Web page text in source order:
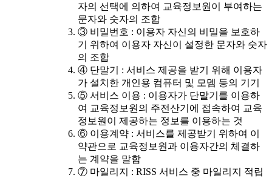
자의 선택에 의하여 교육정보원이 부여하는
문자와 숫자의 조합
③ 비밀번호 : 이용자 자신의 비밀을 보호하
기 위하여 이용자 자신이 설정한 문자와 숫자
의 조합
④ 단말기 : 서비스 제공을 받기 위해 이용자
가 설치한 개인용 컴퓨터 및 모뎀 등의 기기
⑤ 서비스 이용 : 이용자가 단말기를 이용하
여 교육정보원의 주전산기에 접속하여 교육
정보원이 제공하는 정보를 이용하는 것
⑥ 이용계약 : 서비스를 제공받기 위하여 이
약관으로 교육정보원과 이용자간의 체결하
는 계약을 말함
⑦ 마일리지 : RISS 서비스 중 마일리지 적립